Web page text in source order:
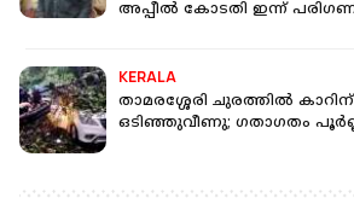
അപ്പീൽ കോടതി ഇന്ന്
KERALA
താമരശ്ശേരി ചുരത്തിൽ
ഒടിഞ്ഞുവീണു; ഗതാഗതം